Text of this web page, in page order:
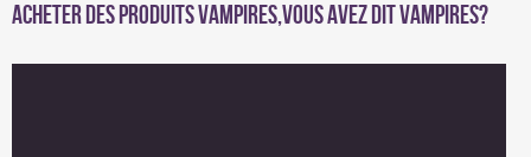
Acheter des produits Vampires,vous avez dit vampires?